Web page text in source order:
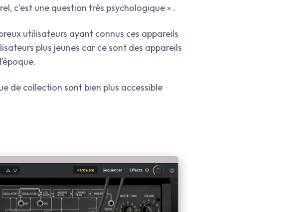
c'est une question très psychologique » .
utilisateurs ayant connus ces appareils
plus jeunes car ce sont des appareils
de collection sont bien plus accessible